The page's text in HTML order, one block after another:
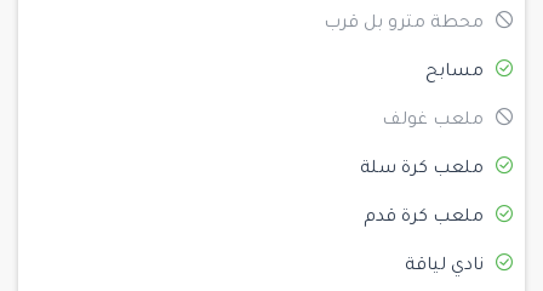
محطة مترو بل قرب
مسابح
ملعب غولف
ملعب كرة سلة
ملعب كرة قدم
نادي لياقة